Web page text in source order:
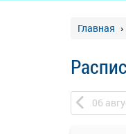
Главная
06